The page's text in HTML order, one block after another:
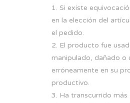
Si existe
en la elección del
el pedido.
El producto fue
manipulado, dañado o
erróneamente en su
productivo.
Ha transcurrido más